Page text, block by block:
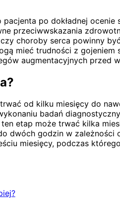
po dokładnej
przeciwwskazania
choroby serca powinny
mieć trudności z gojeniem
augmentacyjnych przed
od kilku miesięcy do
badań
etap może trwać kilka
dwóch godzin w
miesięcy, podczas